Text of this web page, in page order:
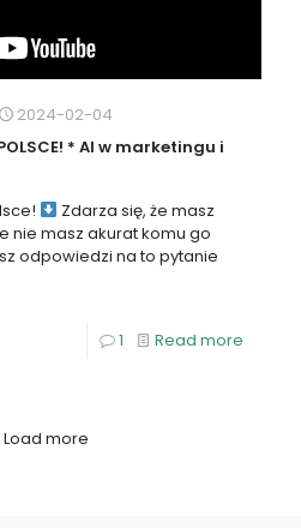
2024-02-04
POLSCE! * AI w marketingu i
Zdarza się, że masz
nie masz akurat komu go
odpowiedzi na to pytanie
1 Read more
Load more